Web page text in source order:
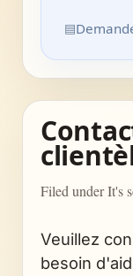
▤
Filed under It's
Veuillez
besoin